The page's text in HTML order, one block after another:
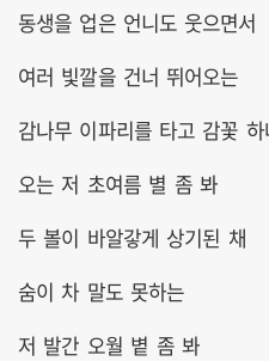
동생을 업은 언니도 웃으면서
여러 빛깔을 건너 뛰어오는
감나무 이파리를 타고 감꽃
오는 저 초여름 별 좀 봐
두 볼이 바알갛게 상기된 채
숨이 차 말도 못하는
저 발간 오월 볕 좀 봐